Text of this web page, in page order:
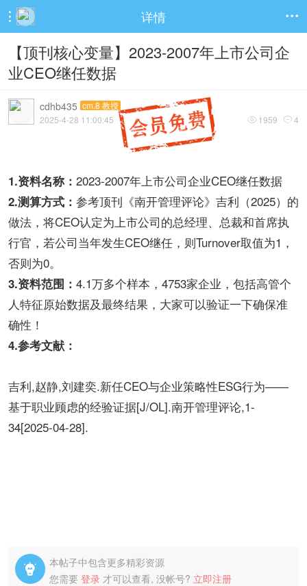
 详情 
【顶刊核心变量】2023-2007年上市公司企
业CEO继任数据
cdhb435 cm.8 教授
 1959  4
2025-4-28 11:00:45
1.资料名称： 2023-2007年上市公司企业CEO继任数据
2.测算方式： 参考顶刊《南开管理评论》吉利（2025）的
做法，将CEO认定为上市公司的总经理、总裁和首席执
行官，若公司当年发生CEO继任，则Turnover取值为1，
否则为0。
3.资料范围： 4.1万多个样本，4753家企业，包括高管个
人特征原始数据及最终结果，大家可以验证一下确保准
确性！
4.参考文献：
吉利,赵静,刘建奕.新任CEO与企业策略性ESG行为——
基于职业顾虑的经验证据[J/OL].南开管理评论,1-
34[2025-04-28].

本帖子中包含更多精彩资源
您需要 登录 才可以查看, 没帐号? 立即注册